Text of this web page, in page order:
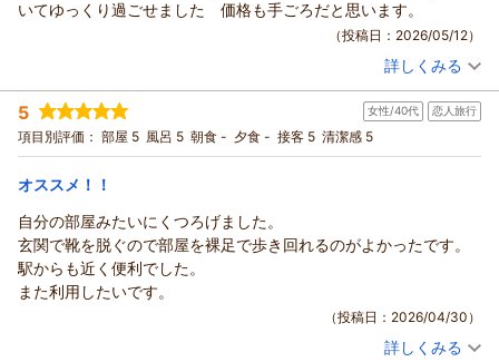
この度は当館をご利用いただき誠にありがとうございます。
ぐんぐん様にご満足いただけたようで嬉しい限りです。
キッチンにはフライパン・鍋，皿やカトラリー類のご用意もご
ざいますので、ぜひまたお越しの際はご利用くださいませ。
ぐんぐん様のまたのご来館を心よりお待ちしております
（返信日：2026/05/25）
いてゆっくり過ごせました 価格も手ごろだと思います。
（投稿日：2026/05/12）
投稿者： ひろきさん(男性/50代)
宿泊プラン： チェックイン21:00まで限定★喫煙★ お得な現金お試しプラン
シングル 食事なし
宿泊価格帯： 6,001～7,000円(大人一人あたり/税込)
ひろき様
このたびは当館をご利用いただき、誠にありがとうございま
す。
受付対応をお褒めいただき感謝いたします。
また、お部屋の清潔さや設備、価格にもご満足いただけたよう
詳しくみる
5 女性/40代 恋人旅行
項目別評価： 部屋 5 風呂 5 朝食 - 夕食 - 接客 5 清潔感 5
オススメ！！
自分の部屋みたいにくつろげました。
玄関で靴を脱ぐので部屋を裸足で歩き回れるのがよかったです。
駅からも近く便利でした。
また利用したいです。
（投稿日：2026/04/30）
詳しくみる